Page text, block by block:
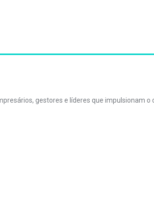
gestores e líderes que impulsionam o